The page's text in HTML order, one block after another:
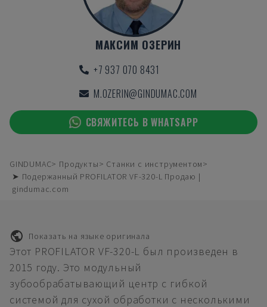
МАКСИМ ОЗЕРИН
+7 937 070 8431
M.OZERIN@GINDUMAC.COM
СВЯЖИТЕСЬ В WHATSAPP
GINDUMAC Продукты
Станки с инструментом
➤ Подержанный PROFILATOR VF-320-L Продаю |
gindumac.com
Показать на языке оригинала
Этот PROFILATOR VF-320-L был произведен в
2015 году. Это модульный
зубообрабатывающий центр с гибкой
системой для сухой обработки с несколькими